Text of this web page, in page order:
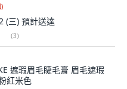
)
(三) 預計送達
(3)
遮瑕眉毛睫毛膏 眉毛遮瑕
紅米色